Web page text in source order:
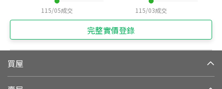
115/05成交 115/03成交
完整實價登錄
買屋